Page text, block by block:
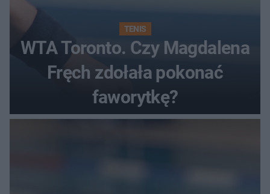
TENIS
WTA Toronto. Czy Magdalena
Fręch zdołała pokonać
faworytkę?